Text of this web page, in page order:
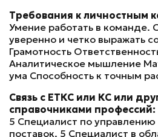
Требования к личностным
Умение работать в команде.
уверенно и четко выражать
Грамотность
Аналитическое мышление
ума Способность к точным
Связь с ЕТКС или КС или
справочниками профессий:
5 Специалист по
поставок. 5 Специалист в